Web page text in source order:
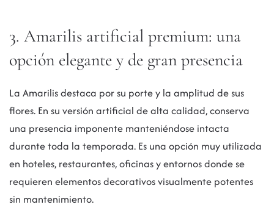
3. Amarilis artificial premium: una
opción elegante y de gran presencia
La Amarilis destaca por su porte y la amplitud de sus
flores. En su versión artificial de alta calidad, conserva
una presencia imponente manteniéndose intacta
durante toda la temporada. Es una opción muy utilizada
en hoteles, restaurantes, oficinas y entornos donde se
requieren elementos decorativos visualmente potentes
sin mantenimiento.